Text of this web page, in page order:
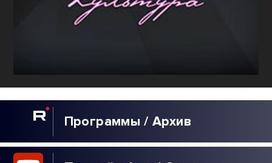
Программы / Архив